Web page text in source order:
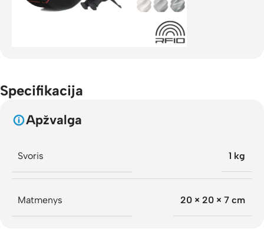
Specifikacija
Apžvalga
Svoris 1 kg
Matmenys 20 × 20 × 7 cm